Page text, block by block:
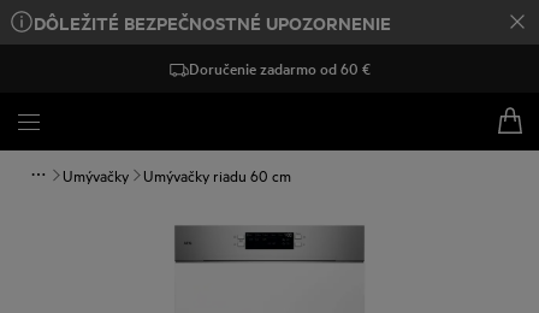
DÔLEŽITÉ BEZPEČNOSTNÉ UPOZORNENIE
Doručenie zadarmo od 60 €
Umývačky Umývačky riadu 60 cm